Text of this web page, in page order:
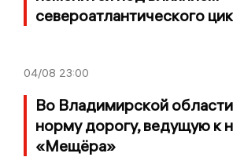
североатлантического
04/08 23:00
Во Владимирской
норму дорогу, ведущую к
«Мещёра»